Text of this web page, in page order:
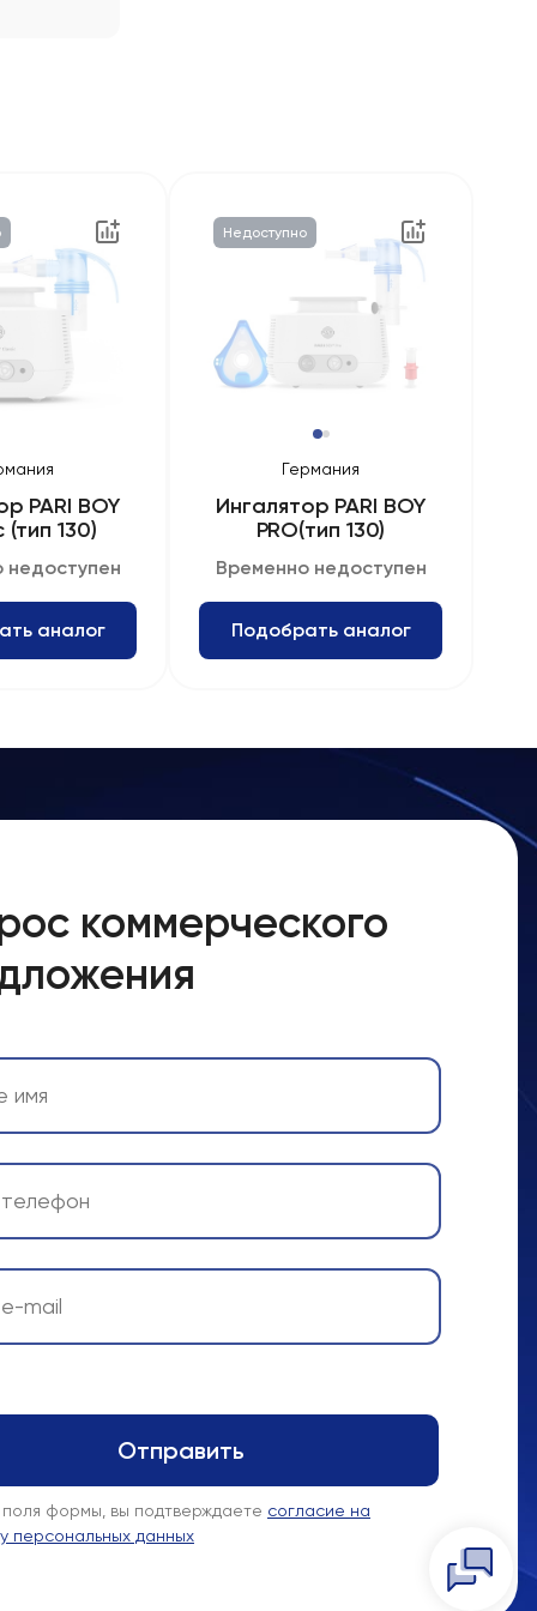
PARI BOY
(тип 130)
недоступен
аналог
Недоступно
Ингалятор PARI BOY
PRO(тип 130)
Германия
Временно недоступен
Подобрать аналог
коммерческого
поля формы, вы подтверждаете согласие на
персональных данных